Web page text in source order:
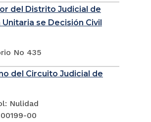
del Distrito Judicial de
se Decisión Civil
No 435
del Circuito Judicial de
Nulidad
00